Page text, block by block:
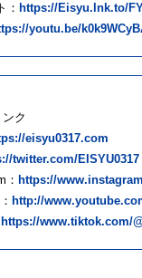
： https://Eisyu.lnk.to/
youtu.be/
ク
eisyu0317.com
twitter.com/EISYU0317
： https://
http://
https://www.tiktok.com/